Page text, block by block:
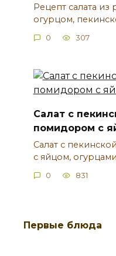
Рецепт салата
огурцом,
0 307
Салат с
помидором с
Салат с
с яйцом, огурцами
0 831
Первые блюда